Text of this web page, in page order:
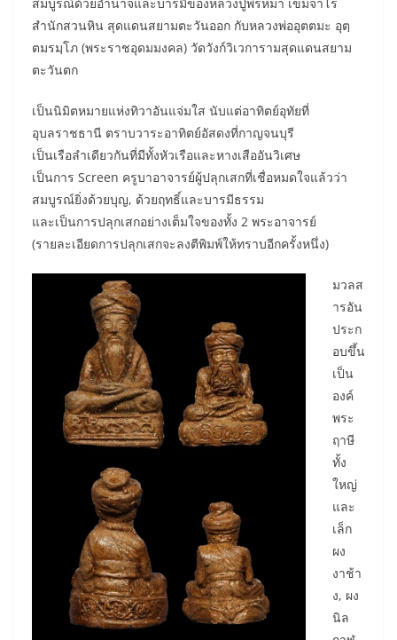
สำนักสวนหิน สุดแดนสยามตะวันออก กับหลวงพ่ออุตตมะ อุตฺ
ตมรมฺโภ (พระราชอุดมมงคล) วัดวังก์วิเวการามสุดแดนสยาม
ตะวันตก
เป็นนิมิตหมายแห่งทิวาอันแจ่มใส นับแต่อาทิตย์อุทัยที่
อุบลราชธานี ตราบวาระอาทิตย์อัสดงที่กาญจนบุรี
เป็นเรือลำเดียวกันที่มีทั้งหัวเรือและหางเสืออันวิเศษ
เป็นการ Screen ครูบาอาจารย์ผู้ปลุกเสกที่เชื่อหมดใจแล้วว่า
สมบูรณ์ยิ่งด้วยบุญ, ด้วยฤทธิ์และบารมีธรรม
และเป็นการปลุกเสกอย่างเต็มใจของทั้ง 2 พระอาจารย์
(รายละเอียดการปลุกเสกจะลงตีพิมพ์ให้ทราบอีกครั้งหนึ่ง)
มวลส
ารอัน
ประก
อบขึ้น
เป็น
องค์
พระ
ฤาษี
ทั้ง
ใหญ่
และ
เล็ก
ผง
งาช้า
ง, ผง
นิล